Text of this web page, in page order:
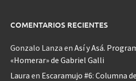
COMENTARIOS RECIENTES
Gonzalo Lanza en Así y Asá.
«Homerar» de Gabriel Galli
Laura en Escaramujo #6: Columna